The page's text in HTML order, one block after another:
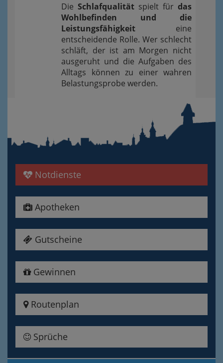
Die Schlafqualität spielt für das
Wohlbefinden und die
Leistungsfähigkeit eine
entscheidende Rolle. Wer schlecht
schläft, der ist am Morgen nicht
ausgeruht und die Aufgaben des
Alltags können zu einer wahren
Belastungsprobe werden.
Notdienste
Apotheken
Gutscheine
Gewinnen
Routenplan
Sprüche